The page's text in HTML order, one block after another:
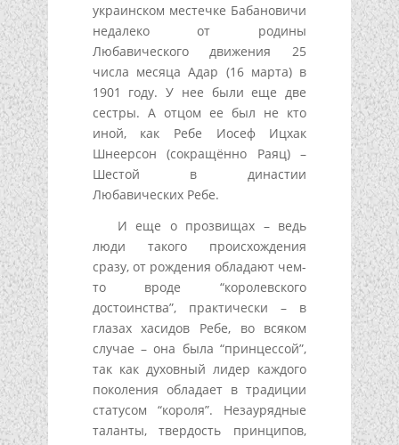
украинском местечке Бабановичи
недалеко от родины
Любавического движения 25
числа месяца Адар (16 марта) в
1901 году. У нее были еще две
сестры. А отцом ее был не кто
иной, как Ребе Иосеф Ицхак
Шнеерсон (сокращённо Раяц) –
Шестой в династии
Любавических Ребе.
И еще о прозвищах – ведь
люди такого происхождения
сразу, от рождения обладают чем-
то вроде “королевского
достоинства”, практически – в
глазах хасидов Ребе, во всяком
случае – она была “принцессой”,
так как духовный лидер каждого
поколения обладает в традиции
статусом “короля”. Незаурядные
таланты, твердость принципов,